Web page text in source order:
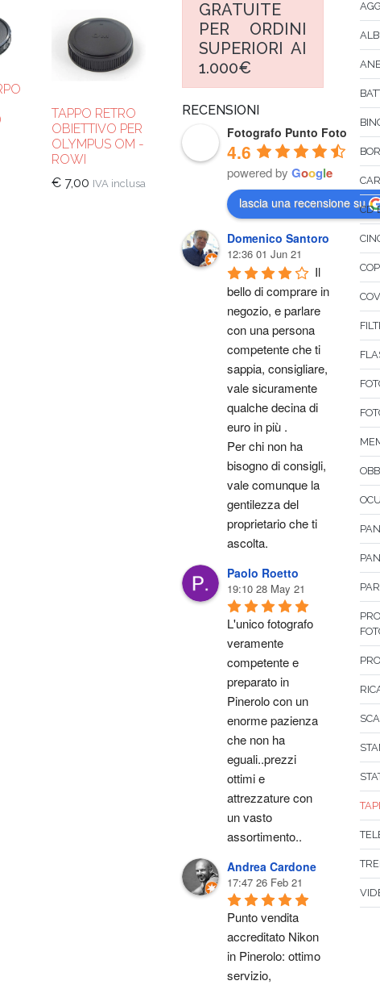
TAPPO RETRO
OBIETTIVO PER
OLYMPUS OM -
ROWI
€7,00 IVA inclusa
GRATUITE
PER ORDINI
SUPERIORI AI
1.000€
RECENSIONI
Fotografo Punto Foto
4.6
powered by Google
lascia una recensione su
Domenico Santoro
12:36 01 Jun 21
Il
bello di comprare in
negozio, e parlare
con una persona
competente che ti
sappia, consigliare,
vale sicuramente
qualche decina di
euro in più .
Per chi non ha
bisogno di consigli,
vale comunque la
gentilezza del
proprietario che ti
ascolta.
Paolo Roetto
19:10 28 May 21
L'unico fotografo
veramente
competente e
preparato in
Pinerolo con un
enorme pazienza
che non ha
eguali..prezzi
ottimi e
attrezzature con
un vasto
assortimento..
Andrea Cardone
17:47 26 Feb 21
Punto vendita
accreditato Nikon
in Pinerolo: ottimo
servizio,
CD